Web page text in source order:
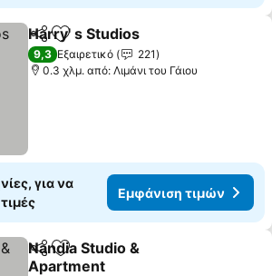
Κοινοποίηση
Προσθήκη στα αγαπημένα
Harry' s Studios
9,3 Εξαιρετικό
221
0.3 χλμ. από: Λιμάνι του Γάιου
για να
Εμφάνιση τιμών
Κοινοποίηση
Προσθήκη στα αγαπημένα
Nandia Studio &
Apartment